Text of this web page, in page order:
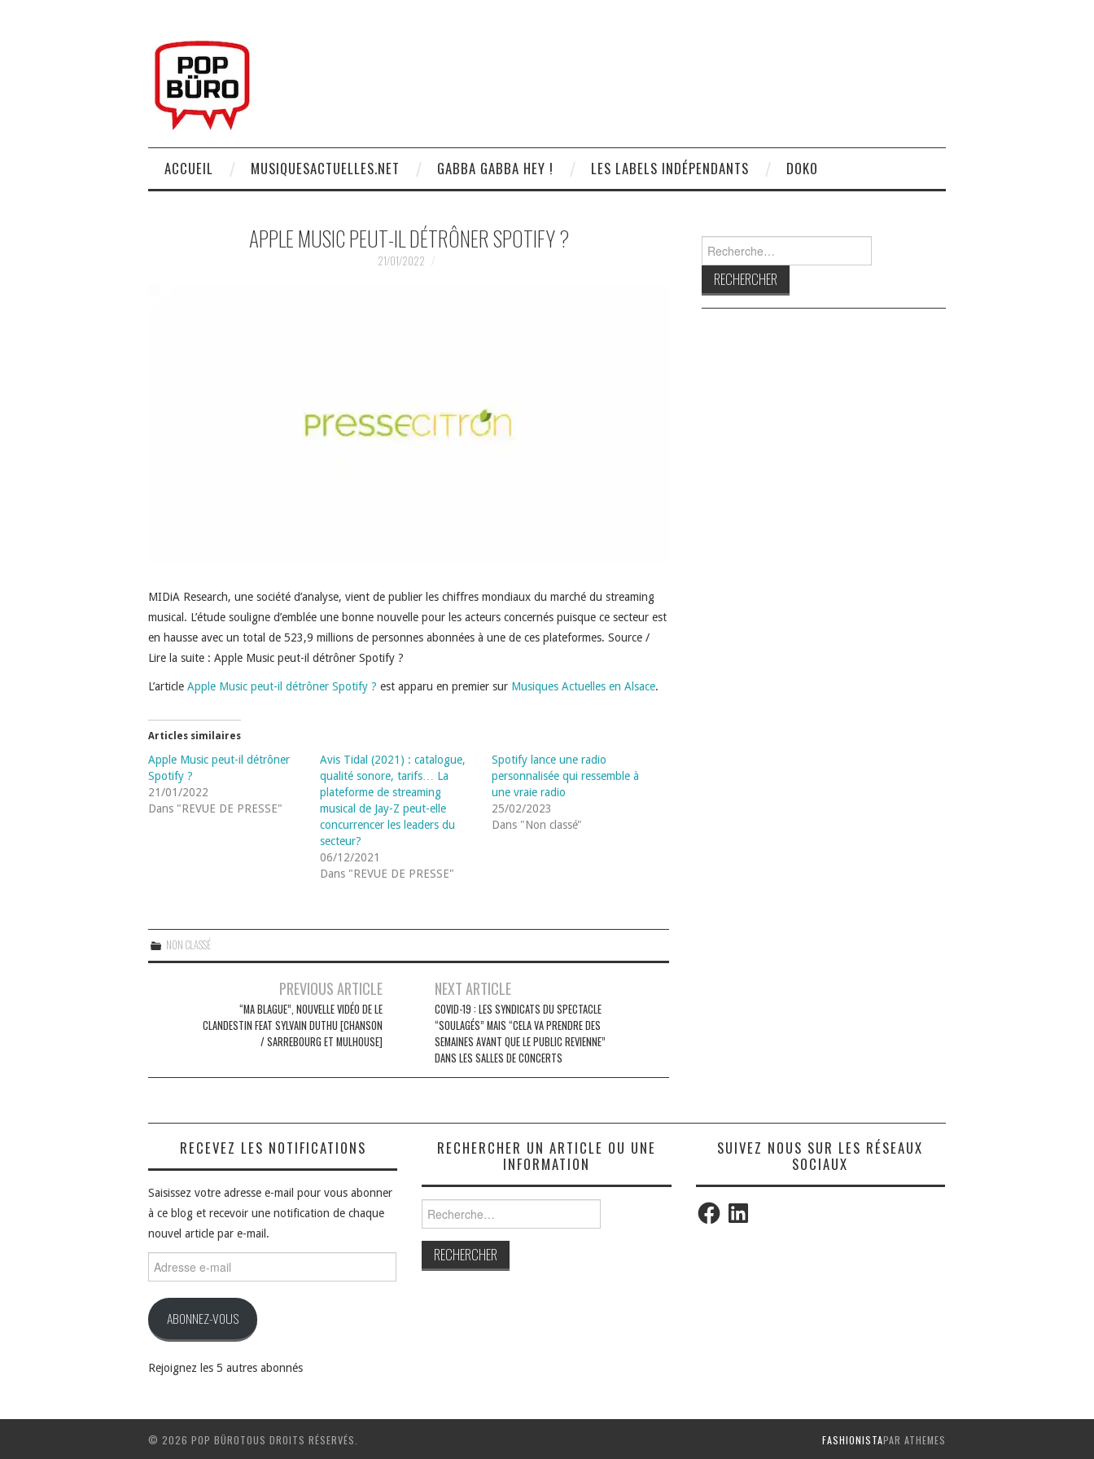
ACCUEIL MUSIQUESACTUELLES.NET GABBA GABBA HEY ! LES LABELS INDÉPENDANTS DOKO
APPLE MUSIC PEUT-IL DÉTRÔNER SPOTIFY ?
21/01/2022
MIDiA Research, une société d’analyse, vient de publier les chiffres mondiaux du marché du streaming
musical. L’étude souligne d’emblée une bonne nouvelle pour les acteurs concernés puisque ce secteur est
en hausse avec un total de 523,9 millions de personnes abonnées à une de ces plateformes. Source /
Lire la suite : Apple Music peut-il détrôner Spotify ?
L’article Apple Music peut-il détrôner Spotify ? est apparu en premier sur Musiques Actuelles en Alsace.
Articles similaires
Apple Music peut-il détrôner
Spotify ?
21/01/2022
Dans "REVUE DE PRESSE"
Avis Tidal (2021) : catalogue,
qualité sonore, tarifs… La
plateforme de streaming
musical de Jay-Z peut-elle
concurrencer les leaders du
secteur?
06/12/2021
Dans "REVUE DE PRESSE"
Spotify lance une radio
personnalisée qui ressemble à
une vraie radio
25/02/2023
Dans "Non classé"
NON CLASSÉ
PREVIOUS ARTICLE
“MA BLAGUE”, NOUVELLE VIDÉO DE LE
CLANDESTIN FEAT SYLVAIN DUTHU [CHANSON
/ SARREBOURG ET MULHOUSE]
NEXT ARTICLE
COVID-19 : LES SYNDICATS DU SPECTACLE
“SOULAGÉS” MAIS “CELA VA PRENDRE DES
SEMAINES AVANT QUE LE PUBLIC REVIENNE”
DANS LES SALLES DE CONCERTS
RECEVEZ LES NOTIFICATIONS
Saisissez votre adresse e-mail pour vous abonner
à ce blog et recevoir une notification de chaque
nouvel article par e-mail.
e-
ABONNEZ-VOUS
Rejoignez les 5 autres abonnés
RECHERCHER UN ARTICLE OU UNE
INFORMATION
SUIVEZ NOUS SUR LES RÉSEAUX
SOCIAUX
FacebookLinkedIn
© 2026 POP BÜROTOUS DROITS RÉSERVÉS. FASHIONISTAPAR ATHEMES